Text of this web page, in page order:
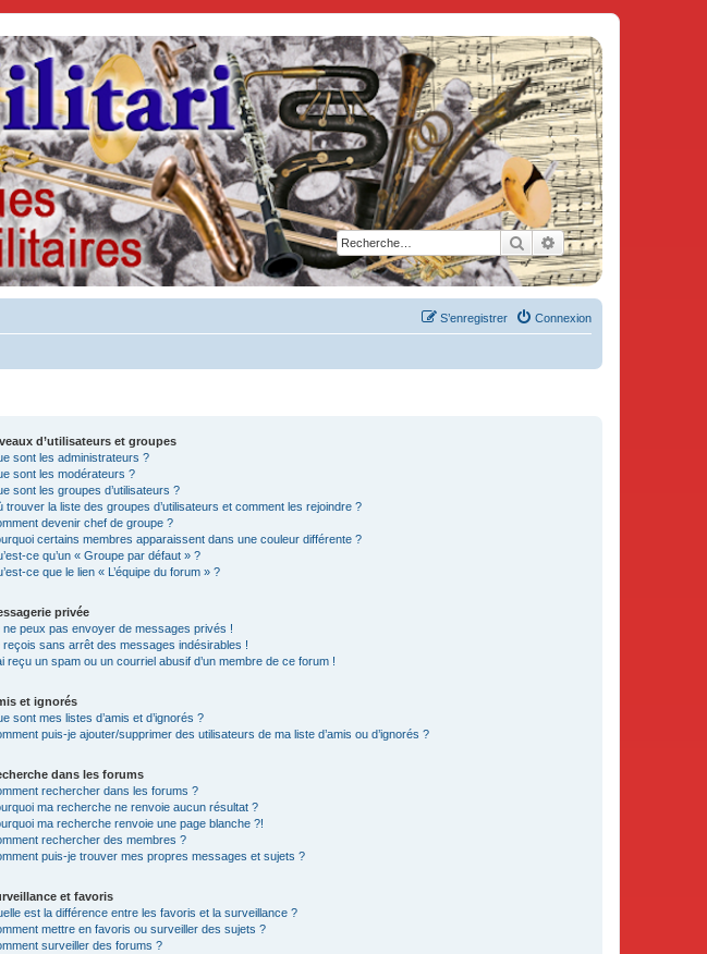
Rechercher
Recherche avancée
Connexion
S’enregistrer
d’utilisateurs et groupes
sont les administrateurs ?
sont les modérateurs ?
sont les groupes d’utilisateurs ?
trouver la liste des groupes d’utilisateurs et comment les rejoindre ?
devenir chef de groupe ?
certains membres apparaissent dans une couleur différente ?
ce qu’un « Groupe par défaut » ?
ce que le lien « L’équipe du forum » ?
privée
ne peux pas envoyer de messages privés !
reçois sans arrêt des messages indésirables !
reçu un spam ou un courriel abusif d’un membre de ce forum !
et ignorés
sont mes listes d’amis et d’ignorés ?
puis-je ajouter/supprimer des utilisateurs de ma liste d’amis ou d’ignorés ?
dans les forums
rechercher dans les forums ?
ma recherche ne renvoie aucun résultat ?
ma recherche renvoie une page blanche ?!
rechercher des membres ?
puis-je trouver mes propres messages et sujets ?
et favoris
est la différence entre les favoris et la surveillance ?
mettre en favoris ou surveiller des sujets ?
surveiller des forums ?